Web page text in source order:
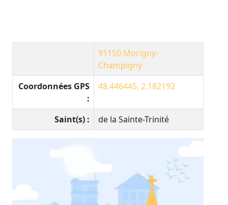
91150 Morigny-
Champigny
Coordonnées GPS
:
48.446445, 2.182192
Saint(s) : de la Sainte-Trinité